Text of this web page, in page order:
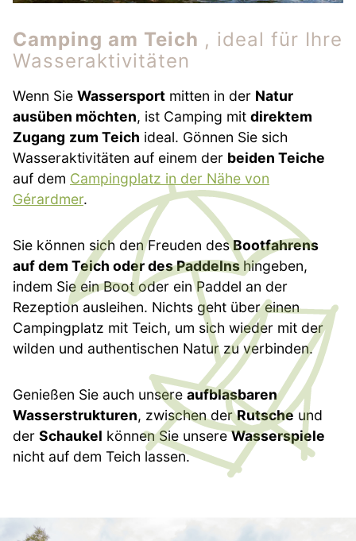
Camping am Teich , ideal für Ihre
Wasseraktivitäten
Wenn Sie Wassersport mitten in der Natur
ausüben möchten, ist Camping mit direktem
Zugang zum Teich ideal. Gönnen Sie sich
Wasseraktivitäten auf einem der beiden Teiche
auf dem Campingplatz in der Nähe von
Gérardmer.
Sie können sich den Freuden desBootfahrens
auf dem Teich oder des Paddelns hingeben,
indem Sie ein Boot oder ein Paddel an der
Rezeption ausleihen. Nichts geht über einen
Campingplatz mit Teich, um sich wieder mit der
wilden und authentischen Natur zu verbinden.
Genießen Sie auch unsere aufblasbaren
Wasserstrukturen, zwischen derRutscheund
der Schaukel können Sie unsereWasserspiele
nicht auf dem Teich lassen.